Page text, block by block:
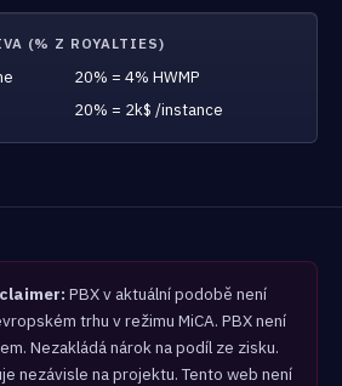
(% Z ROYALTIES)
20% = 4% HWMP
20% = 2k$ /instance
PBX v aktuální podobě není
trhu v režimu MiCA. PBX není
Nezakládá nárok na podíl ze zisku.
nezávisle na projektu. Tento web není